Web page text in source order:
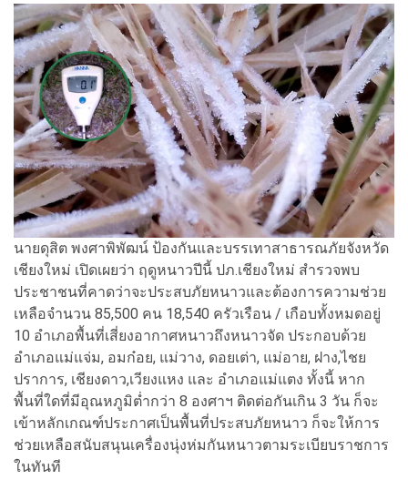
นายดุสิต พงศาพิพัฒน์ ป้องกันและบรรเทาสาธารณภัยจังหวัด
เชียงใหม่ เปิดเผยว่า ฤดูหนาวปีนี้ ปภ.เชียงใหม่ สำรวจพบ
ประชาชนที่คาดว่าจะประสบภัยหนาวและต้องการความช่วย
เหลือจำนวน 85,500 คน 18,540 ครัวเรือน / เกือบทั้งหมดอยู่
10 อำเภอพื้นที่เสี่ยงอากาศหนาวถึงหนาวจัด ประกอบด้วย
อำเภอแม่แจ่ม, อมก๋อย, แม่วาง, ดอยเต่า, แม่อาย, ฝาง,ไชย
ปราการ, เชียงดาว,เวียงแหง และ อำเภอแม่แตง ทั้งนี้ หาก
พื้นที่ใดที่มีอุณหภูมิต่ำกว่า 8 องศาฯ ติดต่อกันเกิน 3 วัน ก็จะ
เข้าหลักเกณฑ์ประกาศเป็นพื้นที่ประสบภัยหนาว ก็จะให้การ
ช่วยเหลือสนับสนุนเครื่องนุ่งห่มกันหนาวตามระเบียบราชการ
ในทันที